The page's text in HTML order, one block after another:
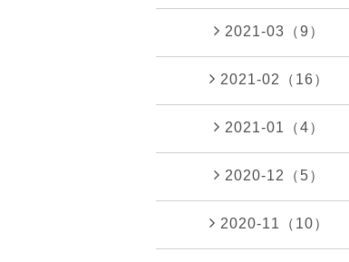
2021-03（9）
2021-02（16）
2021-01（4）
2020-12（5）
2020-11（10）